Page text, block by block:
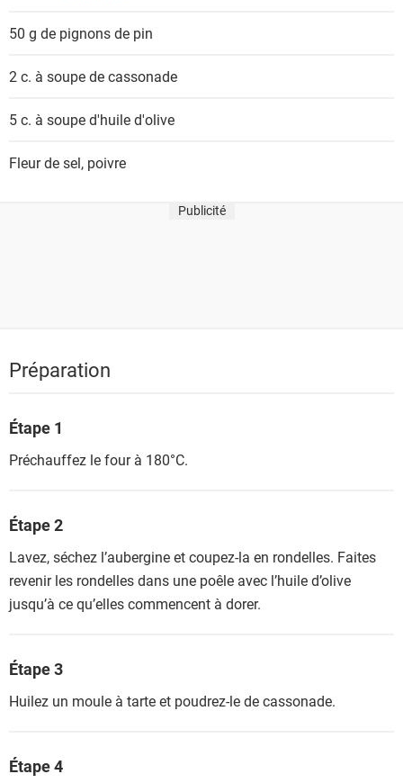
s
50 g de pignons de pin
2 c. à soupe decassonade
5 c. à souped'huile d'olive
Fleur de sel, poivre
Publicité
Préparation
Étape 1
Préchauffez le four à 180°C.
Étape 2
Lavez, séchez l’aubergine et coupez-la en rondelles. Faites
revenir les rondelles dans une poêle avec l’huile d’olive
jusqu’à ce qu’elles commencent à dorer.
Étape 3
Huilez un moule à tarte et poudrez-le de cassonade.
Étape 4